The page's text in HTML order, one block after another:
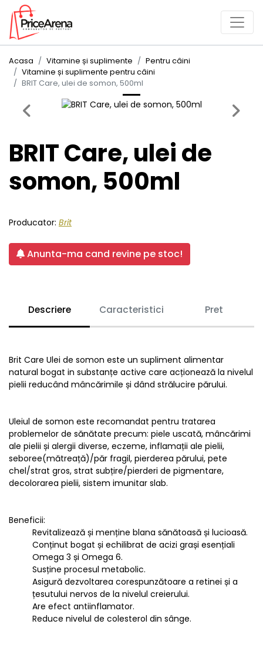
Acasa Vitamine și suplimente
Pentru câini
Vitamine și suplimente pentru câini
BRIT Care, ulei de somon, 500ml
Previous Next
BRIT Care, ulei de
somon, 500ml
Producator: Brit
Anunta-ma cand revine pe stoc!
Descriere Caracteristici Pret
Brit Care Ulei de somon este un supliment alimentar
natural bogat in substanțe active care acționează la nivelul
pielii reducând mâncărimile și dând strălucire părului.
Uleiul de somon este recomandat pentru tratarea
problemelor de sănătate precum: piele uscată, mâncărimi
ale pielii și alergii diverse, eczeme, inflamații ale pielii,
seboree(mătreață)/păr fragil, pierderea părului, pete
chel/strat gros, strat subțire/pierderi de pigmentare,
decolorarea pielii, sistem imunitar slab.
Beneficii:
Revitalizează și menține blana sănătoasă și lucioasă.
Conținut bogat și echilibrat de acizi grași esențiali
Omega 3 și Omega 6.
Susține procesul metabolic.
Asigură dezvoltarea corespunzătoare a retinei și a
țesutului nervos de la nivelul creierului.
Are efect antiinflamator.
Reduce nivelul de colesterol din sânge.